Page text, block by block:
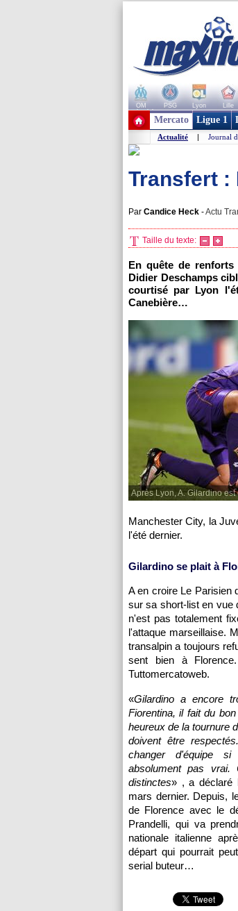
OM PSG Lyon Lille
+ de clubs
Mercato Ligue 1
Actualité | Journal
Transfert :
Par Candice Heck -Actu
Taille du texte:
En quête de
Didier Deschamps
courtisé par Lyon
Canebière…
Après Lyon, A. Gilardino
Manchester City, la
l'été dernier.
Gilardino se plait à
A en croire Le Parisien
sur sa short-list en vue
n'est pas totalement
l'attaque marseillaise.
transalpin a toujours
sent bien à
Tuttomercatoweb.
«Gilardino a encore
Fiorentina, il fait du
heureux de la tournure
doivent être
changer d'équipe
absolument pas
distinctes» , a déclaré
mars dernier. Depuis,
de Florence avec le
Prandelli, qui va
nationale italienne
départ qui pourrait
serial buteur…